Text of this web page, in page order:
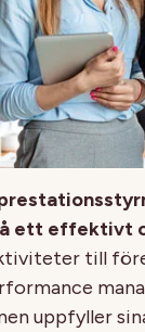
ett effektivt
till
uppfyller